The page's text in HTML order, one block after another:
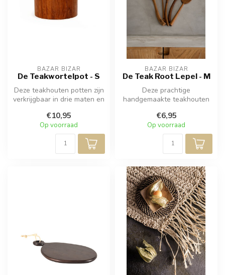
BAZAR BIZAR
De Teakwortelpot - S
Deze teakhouten potten zijn
verkrijgbaar in drie maten en
€10,95
Op voorraad
BAZAR BIZAR
De Teak Root Lepel - M
Deze prachtige
handgemaakte teakhouten
maten en vormen...
€6,95
Op voorraad